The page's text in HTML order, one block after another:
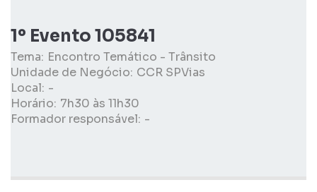
1º Evento 105841
Tema: Encontro Temático - Trânsito
Unidade de Negócio: CCR SPVias
Local: -
Horário: 7h30 às 11h30
Formador responsável: -